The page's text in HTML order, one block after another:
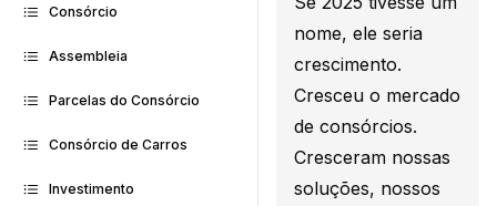
Consórcio
Assembleia
Parcelas do Consórcio
Consórcio de Carros
Investimento
nome, ele seria
crescimento.
Cresceu o mercado
de consórcios.
Cresceram nossas
soluções, nossos